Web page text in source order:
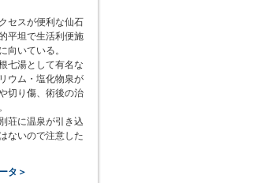
セスが便利な仙石
平坦で生活利便施
向いている。
七湯として有名な
ウム・塩化物泉が
切り傷、術後の治
荘に温泉が引き込
ないので注意した
タ＞